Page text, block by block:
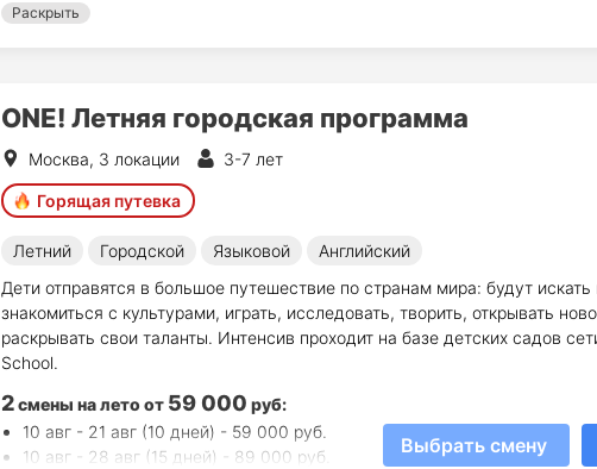
Раскрыть
ONE! Летняя городская программа
Москва, 3 локации 3-7 лет
Горящая путевка
Летний Городской Языковой
Английский
Дети отправятся в большое путешествие по странам мира: будут искать
знакомиться с культурами, играть, исследовать, творить, открывать
раскрывать свои таланты. Интенсив проходит на базе детских садов
School.
2смены на летоот 59 000 руб:
10 авг - 21 авг (10 дней) - 59 000 руб.
10 авг - 28 авг (15 дней) - 89 000 руб.
Выбрать смену